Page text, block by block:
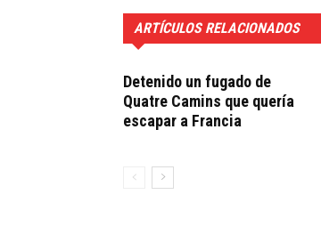
ARTÍCULOS RELACIONADOS
Detenido un fugado de
Quatre Camins que quería
escapar a Francia